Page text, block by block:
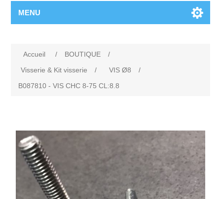
MENU
Accueil / BOUTIQUE
/
Visserie & Kit visserie
/ VIS Ø8
/
B087810 - VIS CHC 8-75 CL:8.8